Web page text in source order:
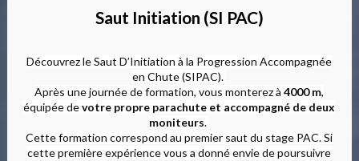
Saut Initiation (SI PAC)
Découvrez le Saut D’Initiation à la Progression Accompagnée
en Chute (SIPAC).
Après une journée de formation, vous monterez à4000 m,
équipée devotre propre parachute et accompagné de deux
moniteurs.
Cette formation correspond au premier saut du stage PAC. Si
cette première expérience vous a donné envie de poursuivre